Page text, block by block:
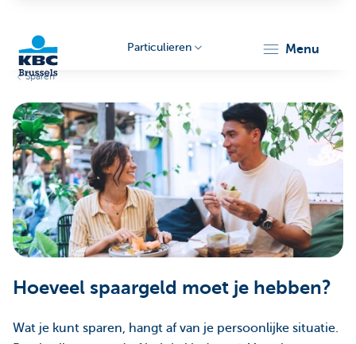
Brussels
Particulieren menu
Sparen
Hoeveel spaargeld moet je hebben?
Wat je kunt sparen, hangt af van je persoonlijke situatie.